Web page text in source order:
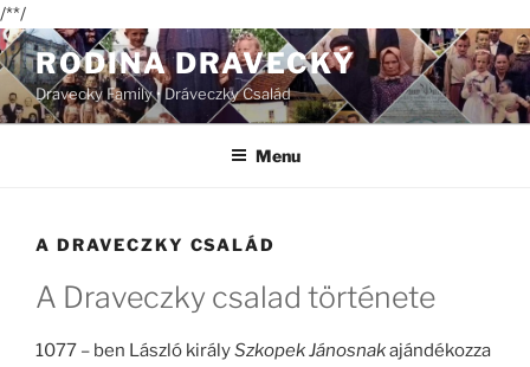
/**/
Skip
to
content
RODINA DRAVECKÝ
Dravecky Family • Dráveczky Család
Menu
A DRAVECZKY CSALÁD
A Draveczky csalad története
1077 – ben László királySzkopek Jánosnakajándékozza